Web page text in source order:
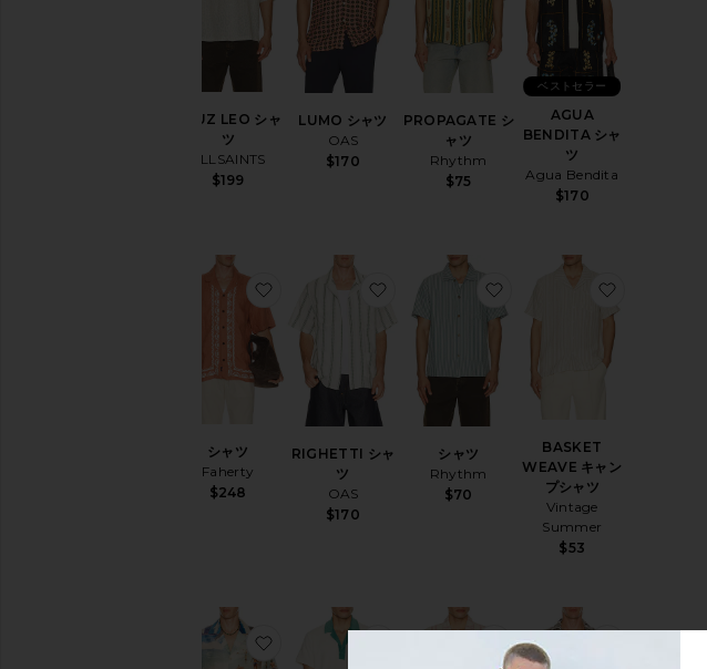
CRUZ LEO シャ
ツ
ALLSAINTS
$199
LUMO シャツ
OAS
$170
PROPAGATE シ
ャツ
Rhythm
$75
AGUA
BENDITA シャ
ツ
Agua Bendita
$170
ベストセラー
シャツ
Faherty
$248
お気に入りシャツ
RIGHETTI シャ
ツ
OAS
$170
お気に入りRIGHETTI シャツ
シャツ
Rhythm
$70
お気に入りシャツ
BASKET
WEAVE キャン
プシャツ
Vintage
Summer
$53
お気に入りシャツ お気に入りEMILIO シャツ
お気に入りシャツ